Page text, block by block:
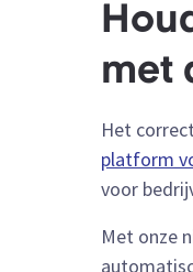
met
Het
platform
voor
Met onze